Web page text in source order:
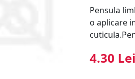
Pensula
o aplicare
4.30 Lei